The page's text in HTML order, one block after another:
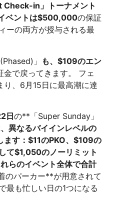
Check-in」トーナメント
ベントは$500,000の保証
ーの両方が授与される最
」 も、$109のエン
で戻ってきます。 フェ
り、6月15日に最高潮に達
日の**「Super Sunday」
異なるバイインレベルの
ます：$11のPKO、$109の
て$1,050のノーリミット
らのイベント全体で合計
のパーカー**が用意されて
最も忙しい日の1つになる